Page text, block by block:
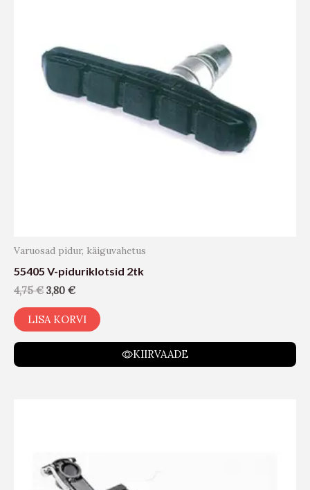
Varuosad pidur, käiguvahetus
55405 V-piduriklotsid 2tk
4,75€ 3,80 €
LISA KORVI
KIIRVAADE